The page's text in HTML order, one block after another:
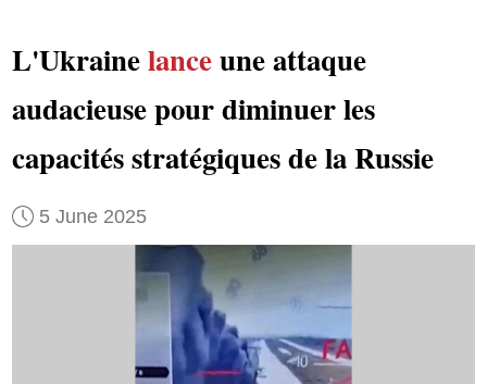
L'Ukrainelanceune attaque
audacieuse pour diminuer les
capacités stratégiques de la Russie
5 June 2025